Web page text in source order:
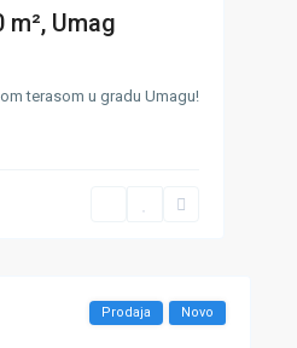
Umag
terasom u gradu Umagu!
Prodaja Novo